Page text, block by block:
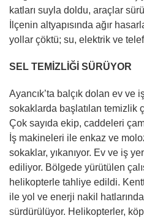
katları suyla doldu, araçlar
İlçenin altyapısında ağır
yollar çöktü; su, elektrik ve
SEL TEMİZLİĞİ SÜRÜYOR
Ayancık’ta balçık dolan ev ve
sokaklarda başlatılan temizlik
Çok sayıda ekip, caddeleri
İş makineleri ile enkaz ve
sokaklar, yıkanıyor. Ev ve iş
ediliyor. Bölgede yürütülen
helikopterle tahliye edildi.
ile yol ve enerji nakil hatlarında
sürdürülüyor. Helikopterler,